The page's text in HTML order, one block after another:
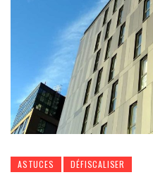
ASTUCES DÉFISCALISER